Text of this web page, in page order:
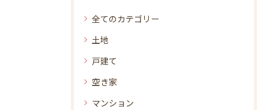
全てのカテゴリー
土地
戸建て
空き家
マンション